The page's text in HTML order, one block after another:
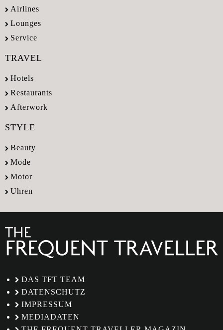
Airlines
Lounges
Service
TRAVEL
Hotels
Restaurants
Afterwork
STYLE
Beauty
Mode
Motor
Uhren
DAS TFT TEAM
DATENSCHUTZ
IMPRESSUM
MEDIADATEN